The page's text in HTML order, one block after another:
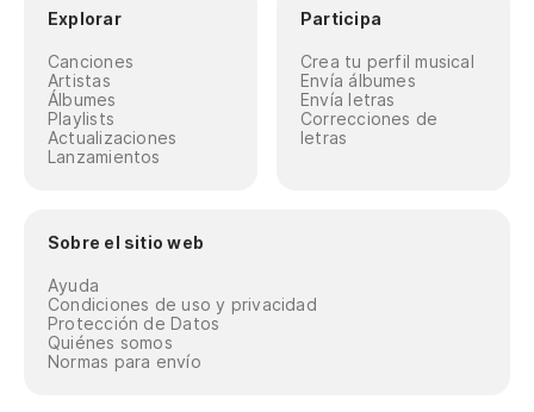
Explorar
Canciones
Artistas
Álbumes
Playlists
Actualizaciones
Lanzamientos
Participa
Crea tu perfil musical
Envía álbumes
Envía letras
Correcciones de
letras
Sobre el sitio web
Ayuda
Condiciones de uso y privacidad
Protección de Datos
Quiénes somos
Normas para envío